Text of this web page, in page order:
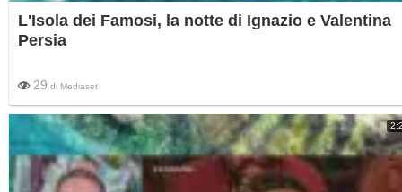
L'Isola dei Famosi, la notte di Ignazio e Valentina
Persia
29 di Mediaset